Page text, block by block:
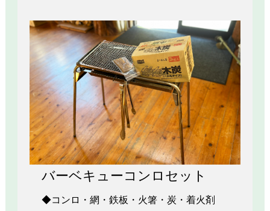
バーベキューコンロセット
◆コンロ・網・鉄板・火箸・炭・着火剤